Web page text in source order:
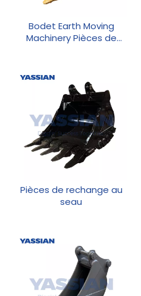
Bodet Earth Moving
Machinery Pièces de
Pièces de rechange au
seau